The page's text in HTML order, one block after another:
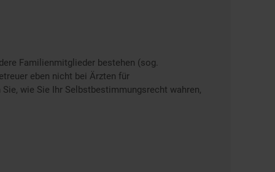
Familienmitglieder bestehen (sog.
eben nicht bei Ärzten für
wie Sie Ihr Selbstbestimmungsrecht wahren,